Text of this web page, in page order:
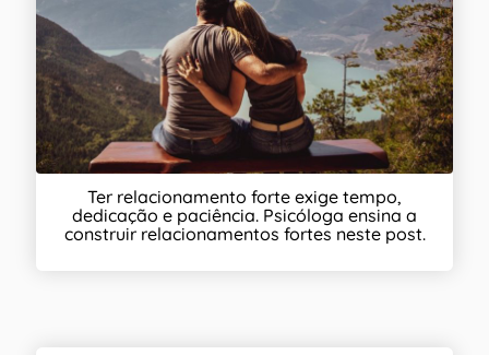
Ter relacionamento forte exige tempo,
dedicação e paciência. Psicóloga ensina a
construir relacionamentos fortes neste post.